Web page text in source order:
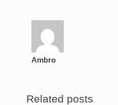
Ambro
Related posts